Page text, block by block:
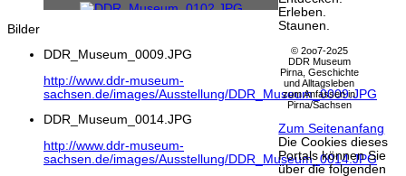
Bilder
DDR_Museum_0009.JPG
http://www.ddr-museum-
sachsen.de/images/Ausstellung/DDR_Museum_0009.JPG
DDR_Museum_0014.JPG
http://www.ddr-museum-
sachsen.de/images/Ausstellung/DDR_Museum_0014.JPG
Erleben.
Staunen.
© 2oo7-2o25
DDR Museum
Pirna, Geschichte
und Alltagsleben
zum Anfassen in
Pirna/Sachsen
Zum Seitenanfang
Die Cookies dieses
Portals können Sie
über die folgenden